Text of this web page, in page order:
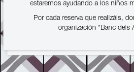
estaremos ayudando a los niños
Por cada reserva que realizáis,
organización "Banc dels